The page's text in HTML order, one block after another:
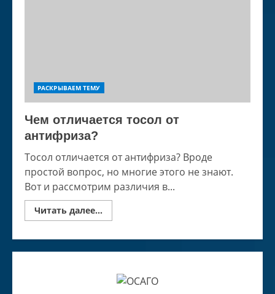
РАСКРЫВАЕМ ТЕМУ
Чем отличается тосол от
антифриза?
Тосол отличается от антифриза? Вроде
простой вопрос, но многие этого не знают.
Вот и рассмотрим различия в...
Читать далее...
more
тосол